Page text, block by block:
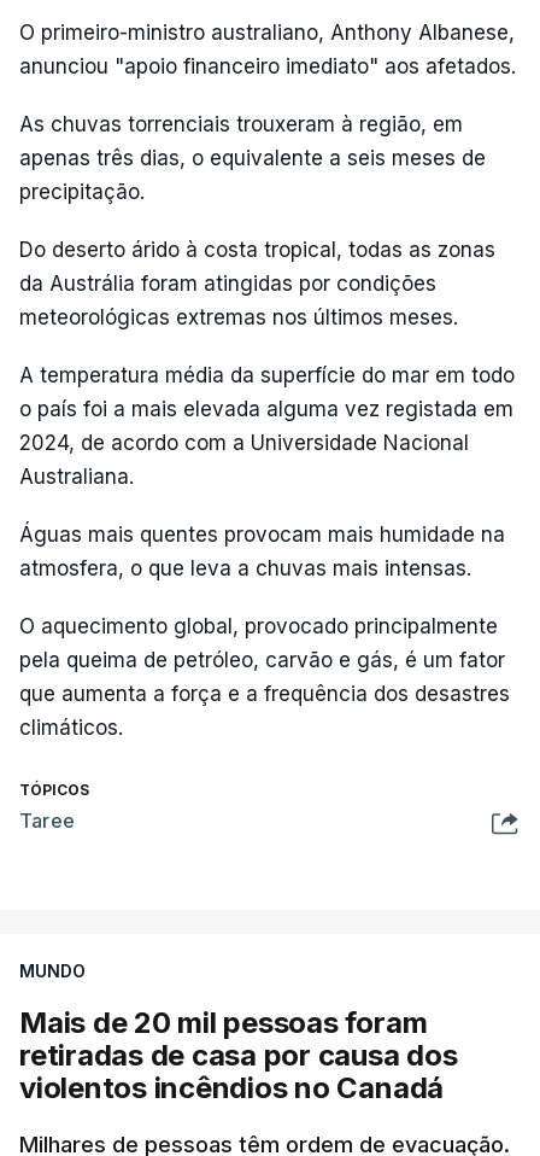
O primeiro-ministro australiano, Anthony Albanese,
anunciou "apoio financeiro imediato" aos afetados.
As chuvas torrenciais trouxeram à região, em
apenas três dias, o equivalente a seis meses de
precipitação.
Do deserto árido à costa tropical, todas as zonas
da Austrália foram atingidas por condições
meteorológicas extremas nos últimos meses.
A temperatura média da superfície do mar em todo
o país foi a mais elevada alguma vez registada em
2024, de acordo com a Universidade Nacional
Australiana.
Águas mais quentes provocam mais humidade na
atmosfera, o que leva a chuvas mais intensas.
O aquecimento global, provocado principalmente
pela queima de petróleo, carvão e gás, é um fator
que aumenta a força e a frequência dos desastres
climáticos.
TÓPICOS
Taree
MUNDO
Mais de 20 mil pessoas foram
retiradas de casa por causa dos
violentos incêndios no Canadá
Milhares de pessoas têm ordem de evacuação.